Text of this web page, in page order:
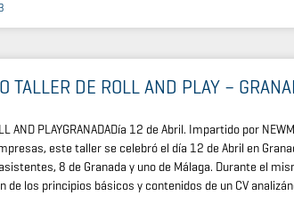
TALLER DE ROLL AND PLAY –
AND PLAYGRANADADía 12 de Abril. Impartido por
este taller se celebró el día 12 de Abril en
8 de Granada y uno de Málaga. Durante el
de los principios básicos y contenidos de un CV